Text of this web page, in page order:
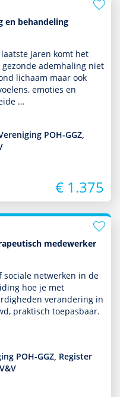
en behandeling
jaren komt het
ademhaling niet
lichaam maar ook
emoties en
…
POH-GGZ,
€ 1.375
medewerker
sociale netwerken in de
hoe je met
veran­de­ring in
prak­tisch toepasbaar.
POH-GGZ, Register